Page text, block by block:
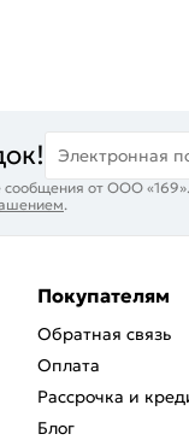
Электронная
от ООО
.
Покупателям
Обратная связь
Оплата
Рассрочка и
Блог